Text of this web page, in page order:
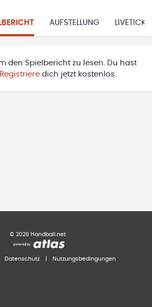
AUFSTELLUNG
den Spielbericht zu lesen. Du hast
Registriere dich jetzt kostenlos.
© 2026 Handball.net
Datenschutz Nutzungsbedingungen